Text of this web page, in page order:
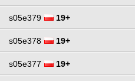
s05e379 19+
s05e378 19+
s05e377 19+